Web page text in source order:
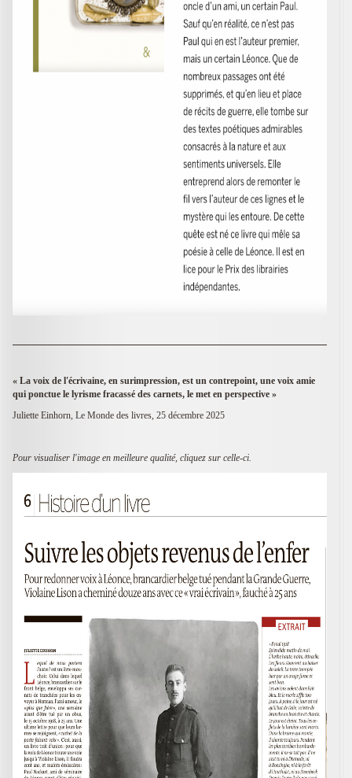
« La voix de l'écrivaine, en surimpression, est un contrepoint, une voix amie
qui ponctue le lyrisme fracassé des carnets, le met en perspective »
Juliette Einhorn, Le Monde des livres, 25 décembre 2025
Pour visualiser l'image en meilleure qualité, cliquez sur celle-ci.